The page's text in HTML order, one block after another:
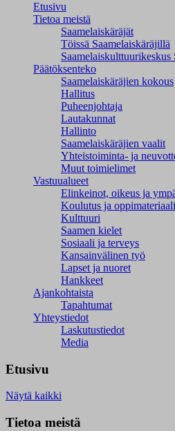
Etusivu
Tietoa meistä
Saamelaiskäräjät
Töissä Saamelaiskäräjillä
Saamelaiskulttuuri­keskus
Päätöksenteko
Saamelaiskäräjien kokous
Hallitus
Puheenjohtaja
Lautakunnat
Hallinto
Saamelaiskäräjien vaalit
Yhteistoiminta- ja
Muut toimielimet
Vastuualueet
Elinkeinot, oikeus ja
Koulutus ja oppimateriaali
Kulttuuri
Saamen kielet
Sosiaali ja terveys
Kansainvälinen työ
Lapset ja nuoret
Hankkeet
Ajankohtaista
Tapahtumat
Yhteystiedot
Laskutustiedot
Media
Etusivu
Näytä kaikki
Tietoa meistä